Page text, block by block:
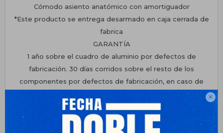

Cómodo asiento anatómico con amortiguador
*Este producto se entrega desarmado en caja cerrada de
fabrica
GARANTÍA
1 año sobre el cuadro de aluminio por defectos de
fabricación. 30 días corridos sobre el resto de los
componentes por defectos de fabricación, en caso de
notar una falla por mal ensamblado, sobrepeso, golpes o
mal uso; la garantía queda inmediatamente anulada en su
totalidad